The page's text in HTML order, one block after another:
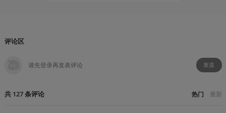
评论区
发送
共 127条评论 热门 最新